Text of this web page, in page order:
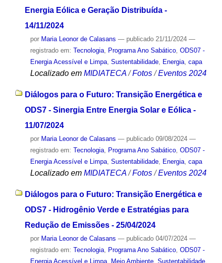
Energia Eólica e Geração Distribuída -
14/11/2024
por Maria Leonor de Calasans — publicado21/11/2024 —
registrado em: Tecnologia, Programa Ano Sabático, ODS07 -
Energia Acessível e Limpa, Sustentabilidade, Energia, capa
Localizado em MIDIATECA /Fotos /Eventos 2024
Diálogos para o Futuro: Transição Energética e
ODS7 - Sinergia Entre Energia Solar e Eólica -
11/07/2024
por Maria Leonor de Calasans — publicado09/08/2024 —
registrado em: Tecnologia, Programa Ano Sabático, ODS07 -
Energia Acessível e Limpa, Sustentabilidade, Energia, capa
Localizado em MIDIATECA /Fotos /Eventos 2024
Diálogos para o Futuro: Transição Energética e
ODS7 - Hidrogênio Verde e Estratégias para
Redução de Emissões - 25/04/2024
por Maria Leonor de Calasans — publicado04/07/2024 —
registrado em: Tecnologia, Programa Ano Sabático, ODS07 -
Energia Acessível e Limpa, Meio Ambiente, Sustentabilidade,